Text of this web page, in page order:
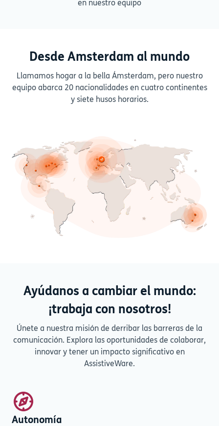
en nuestro equipo
Desde Amsterdam al mundo
Llamamos hogar a la bella Ámsterdam, pero nuestro
equipo abarca 20 nacionalidades en cuatro continentes
y siete husos horarios.
Ayúdanos a cambiar el mundo:
¡trabaja con nosotros!
Únete a nuestra misión de derribar las barreras de la
comunicación. Explora las oportunidades de colaborar,
innovar y tener un impacto significativo en
AssistiveWare.
Autonomía